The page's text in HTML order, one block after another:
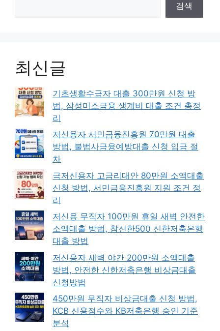
검색
최신글
기초생활수급자 대출 300만원 신청 방
법, 삼성미소금융 생계비 대출 조건 총정
리
저신용자 서민금융진흥원 70만원 대출
방법, 불법사금융예방대출 신청 입금 절
차
극저신용자 고금리대안 80만원 소액대출
신청 방법, 서민금융진흥원 지원 조건 정
리
저신용 무직자 100만원 휴일 새벽 안전한
소액대출 방법, 참신한500 신한저축은행
대출 방법
저신용자 새벽 야간 200만원 소액대출
방법, 안전한 신한저축은행 비상금대출
신청방법
450만원 무직자 비상금대출 신청 방법,
KCB 신용점수와 KB저축은행 승인 기준
분석